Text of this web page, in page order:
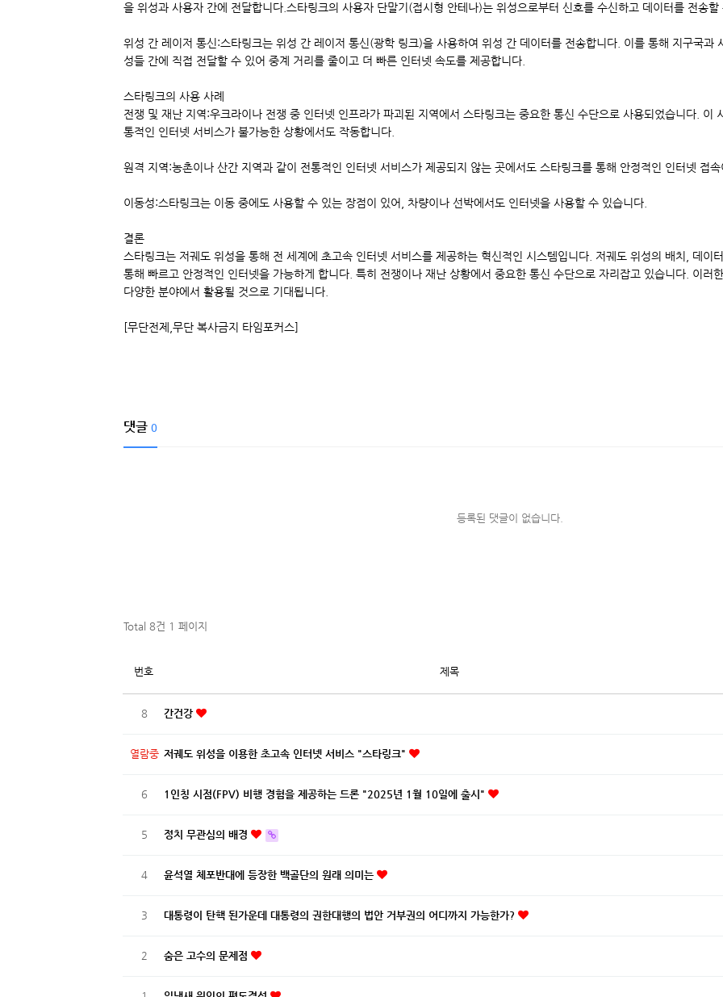
을 위성과 사용자 간에 전달합니다.스타링크의 사용자 단말기(접시형 안테나)는 위성으로부터 신호를 수신하고 데이터를 전송할
위성 간 레이저 통신:스타링크는 위성 간 레이저 통신(광학 링크)을 사용하여 위성 간 데이터를 전송합니다. 이를 통해 지구국과
성들 간에 직접 전달할 수 있어 중계 거리를 줄이고 더 빠른 인터넷 속도를 제공합니다.
스타링크의 사용 사례
전쟁 및 재난 지역:우크라이나 전쟁 중 인터넷 인프라가 파괴된 지역에서 스타링크는 중요한 통신 수단으로 사용되었습니다. 이
통적인 인터넷 서비스가 불가능한 상황에서도 작동합니다.
원격 지역:농촌이나 산간 지역과 같이 전통적인 인터넷 서비스가 제공되지 않는 곳에서도 스타링크를 통해 안정적인 인터넷 접속
이동성:스타링크는 이동 중에도 사용할 수 있는 장점이 있어, 차량이나 선박에서도 인터넷을 사용할 수 있습니다.
결론
스타링크는 저궤도 위성을 통해 전 세계에 초고속 인터넷 서비스를 제공하는 혁신적인 시스템입니다. 저궤도 위성의 배치, 데이
통해 빠르고 안정적인 인터넷을 가능하게 합니다. 특히 전쟁이나 재난 상황에서 중요한 통신 수단으로 자리잡고 있습니다. 이러
다양한 분야에서 활용될 것으로 기대됩니다.
[무단전제,무단 복사금지 타임포커스]
댓글 0
등록된 댓글이 없습니다.
Total 8건 1 페이지
번호 제목
8 간건강
열람중 저궤도 위성을 이용한 초고속 인터넷 서비스 "스타링크"
6 1인칭 시점(FPV) 비행 경험을 제공하는 드론 "2025년 1월 10일에 출시"
5 정치 무관심의 배경
4 윤석열 체포반대에 등장한 백골단의 원래 의미는
3 대통령이 탄핵 된가운데 대통령의 권한대행의 법안 거부권의 어디까지 가능한가?
2 숨은 고수의 문제점